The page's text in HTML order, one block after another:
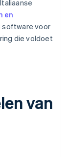
en
software voor
die voldoet
van